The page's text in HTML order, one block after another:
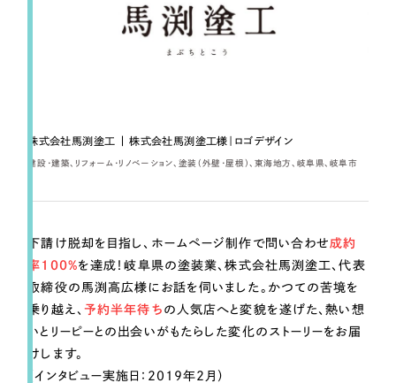
ブックマークしたサイト
コーポレート・企業サイト （278件）
求人・採用サイト （61件）
ECサイト（オンラインショップ） （43件）
ポータルサイト・メディアサイト
株式会社馬渕塗工 | 株式会社馬渕塗工様｜ロゴデザイン
建設・建築 リフォーム・リノベーション 塗装（外壁・屋根） 東海地方 岐阜県 岐阜市
下請け脱却を目指し、ホームページ制作で問い合わせ成約
率100%を達成！岐阜県の塗装業、株式会社馬渕塗工、代表
取締役の馬渕高広様にお話を伺いました。かつての苦境を
乗り越え、 予約半年待ち の人気店へと変貌を遂げた、熱い想
いとリーピーとの出会いがもたらした変化のストーリーをお届
けします。
（インタビュー実施日：2019年2月）